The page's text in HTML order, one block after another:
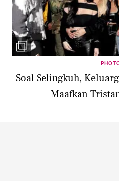
Soal Selingkuh,
Maafkan